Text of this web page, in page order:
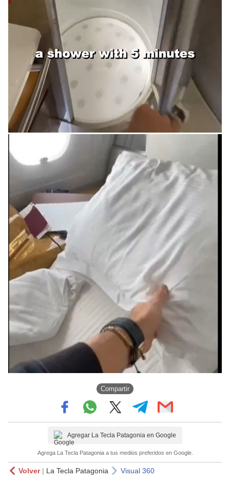
Compartir
Agregar La Tecla Patagonia en Google
Agrega La Tecla Patagonia a tus medios preferidos en Google.
Volver| La Tecla Patagonia Visual 360